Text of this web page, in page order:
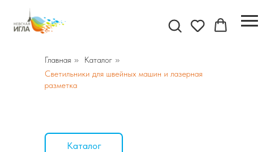
Главная » Каталог »
Светильники для швейных машин и лазерная
разметка
Каталог